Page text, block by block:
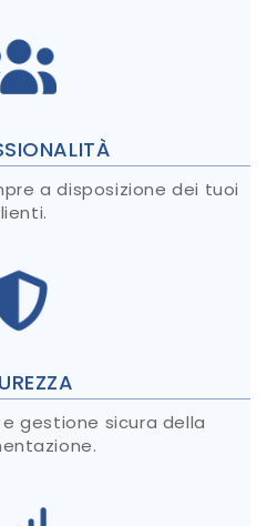
a disposizione dei tuoi
gestione sicura della